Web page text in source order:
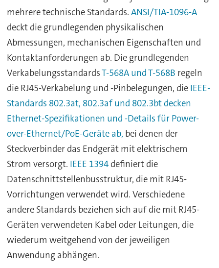
mehrere technische Standards. ANSI/TIA-1096-A
deckt die grundlegenden physikalischen
Abmessungen, mechanischen Eigenschaften und
Kontaktanforderungen ab. Die grundlegenden
VerkabelungsstandardsT-568A und T-568B regeln
die RJ45-Verkabelung und -Pinbelegungen, die IEEE-
Standards 802.3at, 802.3af und 802.3bt decken
Ethernet-Spezifikationen und -Details für Power-
over-Ethernet/PoE-Geräte ab, bei denen der
Steckverbinder das Endgerät mit elektrischem
Strom versorgt. IEEE 1394definiert die
Datenschnittstellenbusstruktur, die mit RJ45-
Vorrichtungen verwendet wird. Verschiedene
andere Standards beziehen sich auf die mit RJ45-
Geräten verwendeten Kabel oder Leitungen, die
wiederum weitgehend von der jeweiligen
Anwendung abhängen.